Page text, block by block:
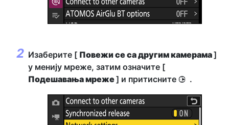
Изаберите [ Повежи се са другим камерама]
у менију мреже, затим означите [
Подешавања мреже] и притисните 2 .